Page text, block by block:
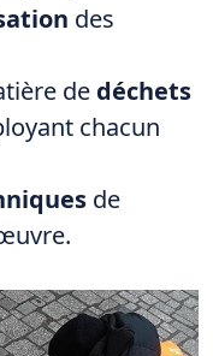
des
de déchets
chacun
de